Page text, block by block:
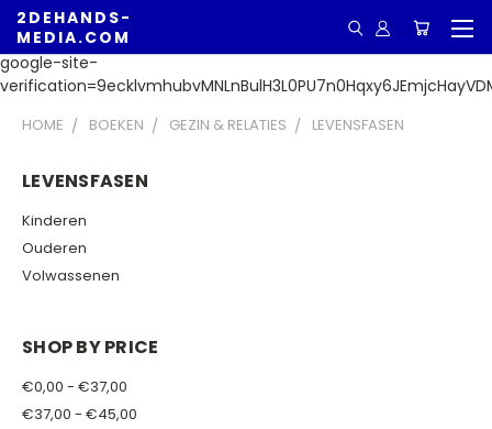
google-site-
2DEHANDS-
MEDIA.COM
HOME BOEKEN GEZIN & RELATIES LEVENSFASEN
LEVENSFASEN
Kinderen
Ouderen
Volwassenen
SHOP BY PRICE
€0,00 - €37,00
€37,00 - €45,00